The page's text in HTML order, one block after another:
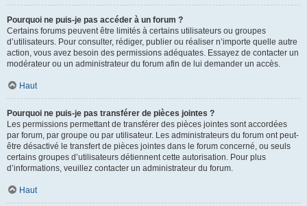
Pourquoi ne puis-je pas accéder à un forum ?
Certains forums peuvent être limités à certains utilisateurs ou groupes
d’utilisateurs. Pour consulter, rédiger, publier ou réaliser n’importe quelle autre
action, vous avez besoin des permissions adéquates. Essayez de contacter un
modérateur ou un administrateur du forum afin de lui demander un accès.
Haut
Pourquoi ne puis-je pas transférer de pièces jointes ?
Les permissions permettant de transférer des pièces jointes sont accordées
par forum, par groupe ou par utilisateur. Les administrateurs du forum ont peut-
être désactivé le transfert de pièces jointes dans le forum concerné, ou seuls
certains groupes d’utilisateurs détiennent cette autorisation. Pour plus
d’informations, veuillez contacter un administrateur du forum.
Haut